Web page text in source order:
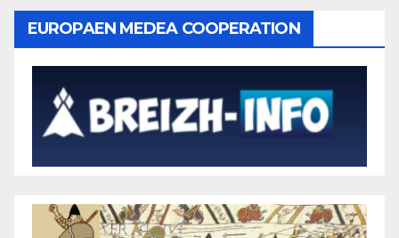
EUROPAEN MEDEA COOPERATION